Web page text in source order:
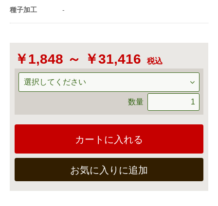
種子加工 -
￥1,848 ～ ￥31,416 税込
数量
カートに入れる
お気に入りに追加